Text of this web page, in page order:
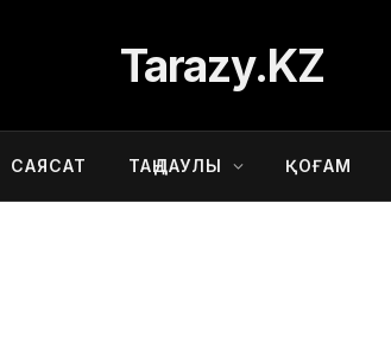
Tarazy.KZ
САЯСАТ ТАҢДАУЛЫ ҚОҒАМ